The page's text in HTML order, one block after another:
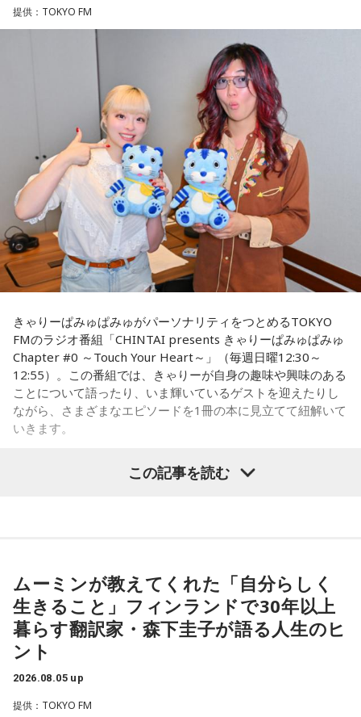
ていらっしゃいます。
齊藤さんは23歳の時、市が行った「八王子の空襲と戦災の記
録」の編集に関わったことで、戦没者のご遺族の方とお逢い
して、戦争体験の聞き取り調査を行うようになりました。た
だ、普通の空襲は、家の場所を調べれば、お住まいになって
いた人が分かりますが、列車の乗客は、たまたま乗り合わせ
た人ばかりで、調査は困難を極めたんですね。
そこで、齊藤さんをはじめ本の編集委員の皆さんは、新聞や
テレビなどの協力を得て、ときには、新聞に「尋ね人」の広
告も出しながら、列車に乗っていた人を探しました。まだ新
のご遺族も多く、次から次へと名乗り出ていらして、およそ8
割の亡くなった方のお名前が判明しました。
いのはな慰霊碑
合わせて、地元の皆さんからもこの悲惨な銃撃を語り継いで
ようになりました。1992年には、地元のロータリークラブの
人の方のお名前が分かり、石碑にもお名前が刻まれました。
ご遺族の方も80年の時を経て、「ようやくホッとした」とお
っしゃったといいます。「調査は諦めてはいけない」と話す
齊藤さんですが、まだまだご苦労もあります。
「当時は自分の持ち物に名前を書いていましたので、遺品に
お名前はあるんですが、ご家族からの借物を持っていたりし
◆当たりますように♡
賀喜：夏休みに恋人と東京に行くっていいね！ でも、夏のデ
ィズニーは暑いよ～。昔、私も夏に行ったことがあるけど、
ディズニーって基本外だから、めちゃくちゃ暑いんだよね。
日陰に入ったとしても、まあ知れてるじゃない（笑）？ せっ
かくかわいくして恋人と来たのに、汗でびちゃびちゃになっ
て「前髪が崩れちゃった……」ってなっちゃうかもしれない。
だから、ちゃんと暑さ対策グッズをいろいろ持って行ったほ
うがいいよ！ ハンディファンとか、タオルとか、持っていく
んだよ！ 熱中症になっちゃうからね。
当たったら神宮公演も観に来てくれるみたいだけど、神宮も
暑いからね（笑）。恋人と2人で観に来てくれたのに、暑くて
汗をかいて「前髪がなくなっちゃった……」ってなっちゃうか
前タオルと一緒に汗拭き用のタオルも持ってきて（笑）。
「当たったら」だもんね、来てくれたらいいな……当たれ
（笑）！ だって、2人で来てほしいもん。もしディズニーに
行けて、ライブにも行けたときはまた教えてね！ 当たります
ように♡
※放送エリア外の方は、プレミアム会員の登録でご利用いた
パーソナリティ：アンジー校長（アンジェリーナ1/3・
Gacharic Spin）、たんぼ教頭（溝上たんぼ）
放送日時：月曜～木曜 22:00～23:55／金曜 22:00～22:55
番組Webサイト：https://www.tfm.co.jp/lock/
番組公式X：
提供：TOKYO FM
きゃりーぱみゅぱみゅがパーソナリティをつとめるTOKYO
FMのラジオ番組「CHINTAI presents きゃりーぱみゅぱみゅ
Chapter #0 ～Touch Your Heart～」（毎週日曜12:30～
12:55）。この番組では、きゃりーが自身の趣味や興味のある
ことについて語ったり、いま輝いているゲストを迎えたりし
ながら、さまざまなエピソードを1冊の本に見立てて紐解いて
いきます。
8月2日（日）放送のゲストは、「ハグレモノをツワモノに」
を企業理念に掲げる株式会社yutori 代表取締役社長の片石貴
（左から）パーソナリティのきゃりーぱみゅぱみゅ、株式会
社yutori代表取締役社長 片石貴展さん（ゆとりくん）
ゆとりくんは、Z世代向けアパレルブランドを数多く手がけ、
2023年にはアパレル業界史上最年少で上場を果たしたことで
この記事を読む
ムーミンが教えてくれた「自分らしく
生きること」フィンランドで30年以上
暮らす翻訳家・森下圭子が語る人生のヒ
ント
2026.08.05 up
提供：TOKYO FM